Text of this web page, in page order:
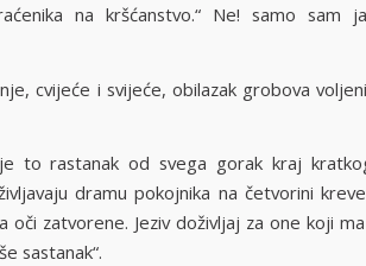
na kršćanstvo.“ Ne! samo sam
cvijeće i svijeće, obilazak grobova
to rastanak od svega gorak kraj
dramu pokojnika na četvorini
zatvorene. Jeziv doživljaj za one koji
sastanak“.